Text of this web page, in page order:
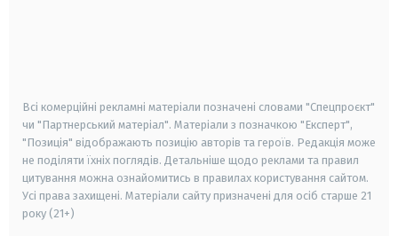
Всі комерційні рекламні матеріали позначені словами "Спецпроєкт"
чи "Партнерський матеріал". Матеріали з позначкою "Експерт",
"Позиція" відображають позицію авторів та героїв. Редакція може
не поділяти їхніх поглядів. Детальніше щодо реклами та правил
цитування можна ознайомитись в правилах користування сайтом.
Усі права захищені. Матеріали сайту призначені для осіб старше 21
року (21+)